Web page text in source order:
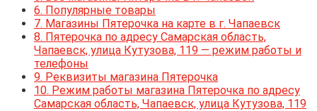
6. Популярные товары
7. Магазины Пятерочка на карте в г. Чапаевск
8. Пятерочка по адресу Самарская область,
Чапаевск, улица Кутузова, 119 — режим работы и
телефоны
9. Реквизиты магазина Пятерочка
10. Режим работы магазина Пятерочка по адресу
Самарская область, Чапаевск, улица Кутузова, 119